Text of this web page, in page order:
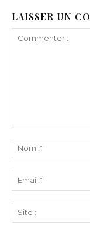
LAISSER UN